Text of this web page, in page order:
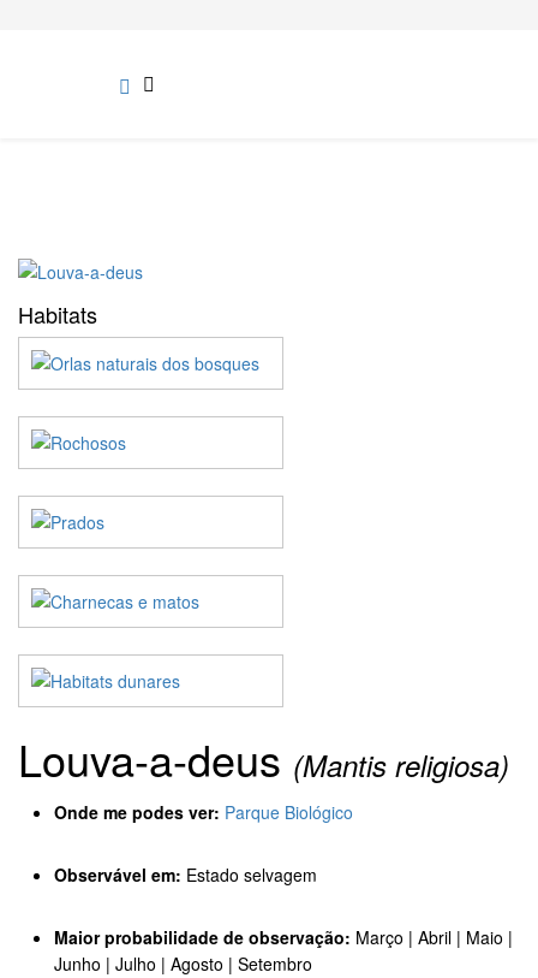
Habitats
Louva-a-deus (Mantis religiosa)
Onde me podes ver: Parque Biológico
Observável em: Estado selvagem
Maior probabilidade de observação: Março | Abril | Maio |
Junho | Julho | Agosto | Setembro